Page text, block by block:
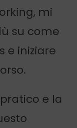
mi
su come
e iniziare
e la